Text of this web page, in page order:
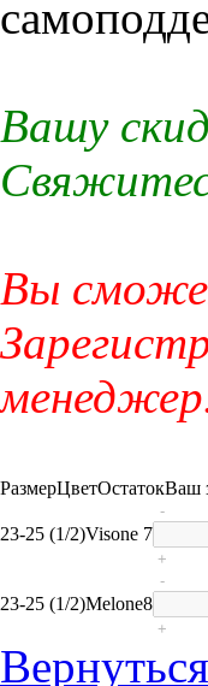
Вашу
Вы
РазмерЦветОстатокВаш
23-25 (1/2)Visone 7
-
+
23-25 (1/2)Melone8
-
+